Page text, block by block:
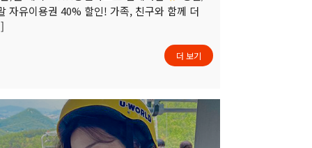
자유이용권 40% 할인! 가족, 친구와 함께 더
더 보기